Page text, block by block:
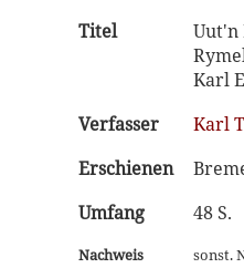
Titel
Uut'n
Karl
Verfasser
Karl
Erschienen
Umfang
48 S.
Nachweis sonst.